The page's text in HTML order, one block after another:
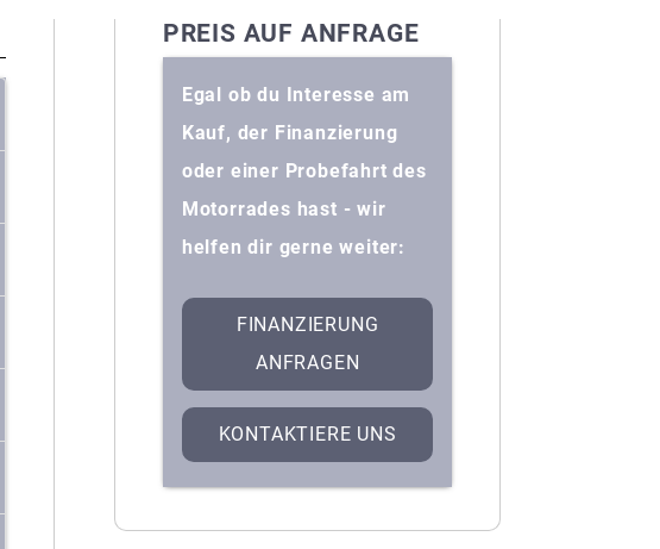
PREIS AUF ANFRAGE
Egal ob du Interesse am
Kauf, der Finanzierung
oder einer Probefahrt des
Motorrades hast - wir
helfen dir gerne weiter:
FINANZIERUNG
ANFRAGEN
KONTAKTIERE UNS